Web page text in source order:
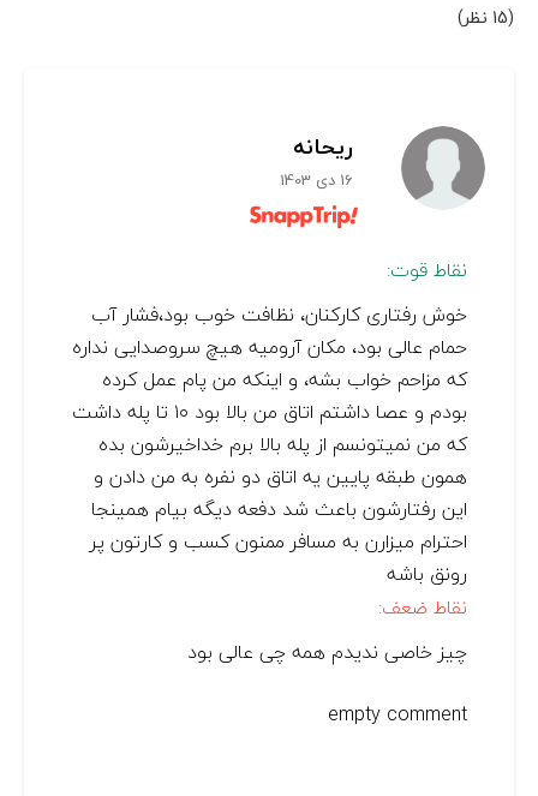
(15 نظر)
ریحانه
16 دی 1403
نقاط قوت:
خوش رفتاری کارکنان، نظافت خوب بود،فشار آب
حمام عالی بود، مکان آرومیه هیچ سروصدایی نداره
که مزاحم خواب بشه، و اینکه من پام عمل کرده
بودم و عصا داشتم اتاق من بالا بود ۱۰ تا پله داشت
که من نمیتونسم از پله بالا برم خداخیرشون بده
همون طبقه پایین یه اتاق دو نفره به من دادن و
این رفتارشون باعث شد دفعه دیگه بیام همینجا
احترام میزارن به مسافر ممنون کسب و کارتون پر
رونق باشه
نقاط ضعف:
چیز خاصی ندیدم همه چی عالی بود
empty comment